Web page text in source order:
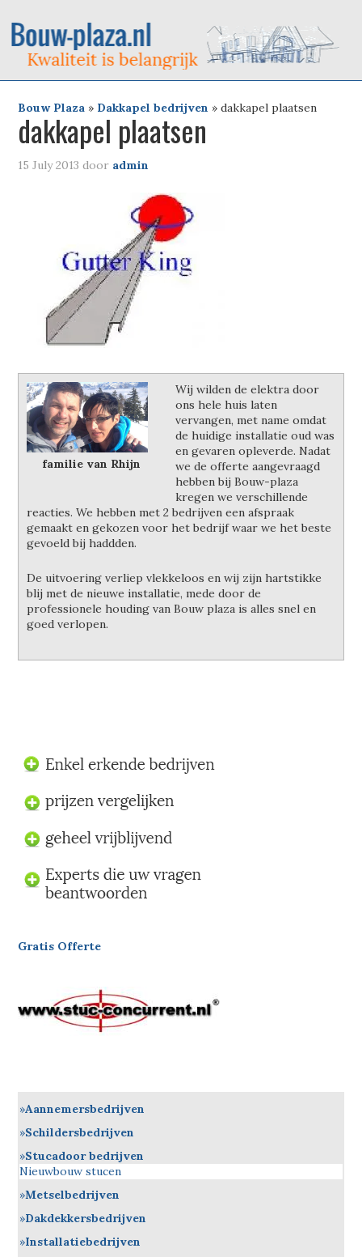
Bouw Plaza » Dakkapel bedrijven »dakkapel plaatsen
dakkapel plaatsen
15 July 2013 door admin
familie van Rhijn
Wij wilden de elektra door
ons hele huis laten
vervangen, met name omdat
de huidige installatie oud was
en gevaren opleverde. Nadat
we de offerte aangevraagd
hebben bij Bouw-plaza
kregen we verschillende
reacties. We hebben met 2 bedrijven een afspraak
gemaakt en gekozen voor het bedrijf waar we het beste
gevoeld bij haddden.
De uitvoering verliep vlekkeloos en wij zijn hartstikke
blij met de nieuwe installatie, mede door de
professionele houding van Bouw plaza is alles snel en
goed verlopen.
Gratis Offerte
Aannemersbedrijven
Schildersbedrijven
Stucadoor bedrijven
Nieuwbouw stucen
Metselbedrijven
Dakdekkersbedrijven
Installatiebedrijven